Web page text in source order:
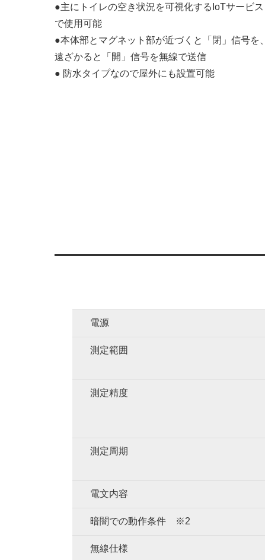
●主にトイレの空き状況を可視化するIoTサービス
で使用可能
●本体部とマグネット部が近づくと「閉」信号を、
遠ざかると「開」信号を無線で送信
● 防水タイプなので屋外にも設置可能
電源
測定範囲
測定精度
測定周期
電文内容
暗闇での動作条件 ※2
無線仕様